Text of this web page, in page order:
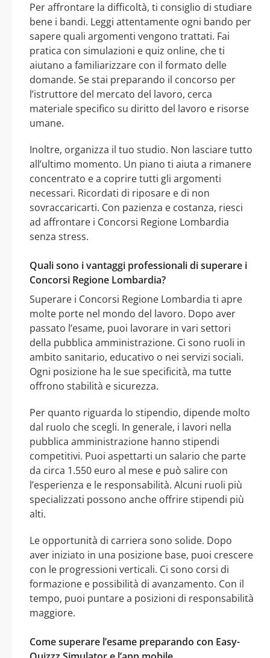
Per affrontare la difficoltà, ti consiglio di studiare
bene i bandi. Leggi attentamente ogni bando per
sapere quali argomenti vengono trattati. Fai
pratica con simulazioni e quiz online, che ti
aiutano a familiarizzare con il formato delle
domande. Se stai preparando il concorso per
l’istruttore del mercato del lavoro, cerca
materiale specifico su diritto del lavoro e risorse
umane.
Inoltre, organizza il tuo studio. Non lasciare tutto
all’ultimo momento. Un piano ti aiuta a rimanere
concentrato e a coprire tutti gli argomenti
necessari. Ricordati di riposare e di non
sovraccaricarti. Con pazienza e costanza, riesci
ad affrontare i Concorsi Regione Lombardia
senza stress.
Quali sono i vantaggi professionali di superare i
Concorsi Regione Lombardia?
Superare i Concorsi Regione Lombardia ti apre
molte porte nel mondo del lavoro. Dopo aver
passato l’esame, puoi lavorare in vari settori
della pubblica amministrazione. Ci sono ruoli in
ambito sanitario, educativo o nei servizi sociali.
Ogni posizione ha le sue specificità, ma tutte
offrono stabilità e sicurezza.
Per quanto riguarda lo stipendio, dipende molto
dal ruolo che scegli. In generale, i lavori nella
pubblica amministrazione hanno stipendi
competitivi. Puoi aspettarti un salario che parte
da circa 1.550 euro al mese e può salire con
l’esperienza e le responsabilità. Alcuni ruoli più
specializzati possono anche offrire stipendi più
alti.
Le opportunità di carriera sono solide. Dopo
aver iniziato in una posizione base, puoi crescere
con le progressioni verticali. Ci sono corsi di
formazione e possibilità di avanzamento. Con il
tempo, puoi puntare a posizioni di responsabilità
maggiore.
Come superare l’esame preparando con Easy-